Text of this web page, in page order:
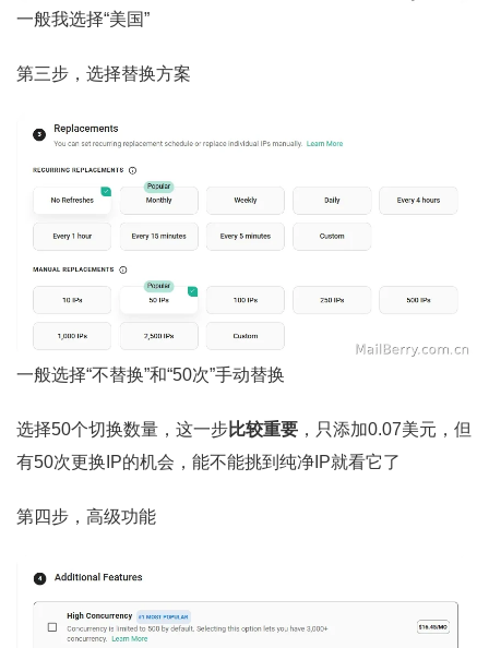
一般我选择“美国”
第三步，选择替换方案
一般选择“不替换”和“50次”手动替换
选择50个切换数量，这一步比较重要 ，只添加0.07美元，但
有50次更换IP的机会，能不能挑到纯净IP就看它了
第四步，高级功能